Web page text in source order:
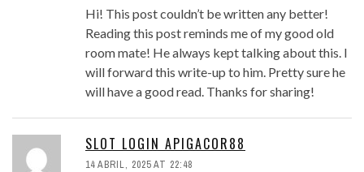
Hi! This post couldn’t be written any better!
Reading this post reminds me of my good old
room mate! He always kept talking about this. I
will forward this write-up to him. Pretty sure he
will have a good read. Thanks for sharing!
SLOT LOGIN APIGACOR88
14 ABRIL, 2025 AT 22:48